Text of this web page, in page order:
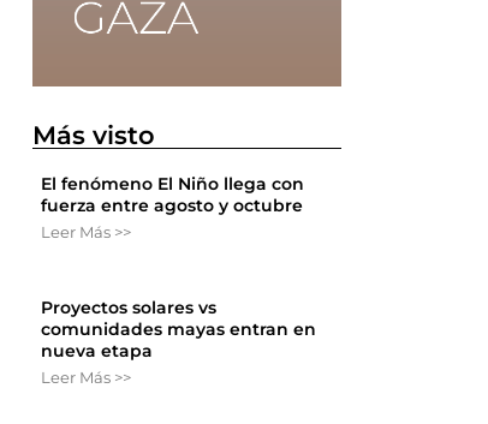
Más visto
El fenómeno El Niño llega con
fuerza entre agosto y octubre
Leer Más >>
Proyectos solares vs
comunidades mayas entran en
nueva etapa
Leer Más >>